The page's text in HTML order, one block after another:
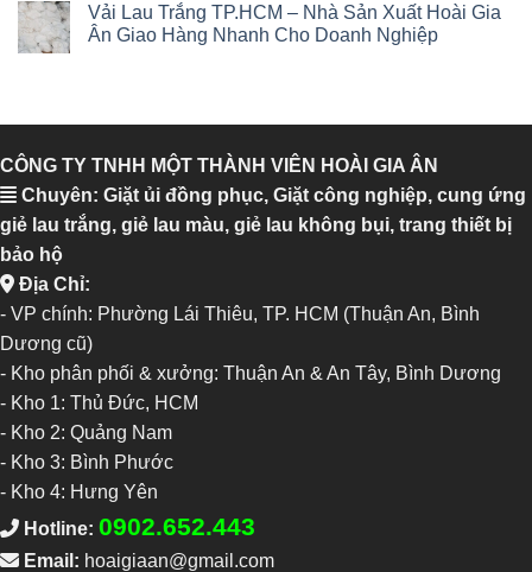
Vải Lau Trắng TP.HCM – Nhà Sản Xuất Hoài Gia
Ân Giao Hàng Nhanh Cho Doanh Nghiệp
CÔNG TY TNHH MỘT THÀNH VIÊN HOÀI GIA ÂN
Chuyên: Giặt ủi đồng phục, Giặt công nghiệp, cung ứng
giẻ lau trắng, giẻ lau màu, giẻ lau không bụi, trang thiết bị
bảo hộ
Địa Chỉ:
- VP chính: Phường Lái Thiêu, TP. HCM (Thuận An, Bình
Dương cũ)
- Kho phân phối & xưởng: Thuận An & An Tây, Bình Dương
- Kho 1: Thủ Đức, HCM
- Kho 2: Quảng Nam
- Kho 3: Bình Phước
- Kho 4: Hưng Yên
Hotline: 0902.652.443
Email: hoaigiaan@gmail.com